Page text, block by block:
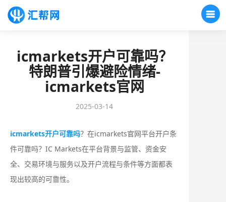
icmarkets开户可靠吗？
特朗普引爆避险情绪-
icmarkets官网
2025-03-14
icmarkets开户可靠吗？在icmarkets官网平台开户条
件可靠吗？IC Markets在平台背景与监管、资金安
全、交易环境与服务以及开户流程与条件等方面都表
现出较高的可靠性。